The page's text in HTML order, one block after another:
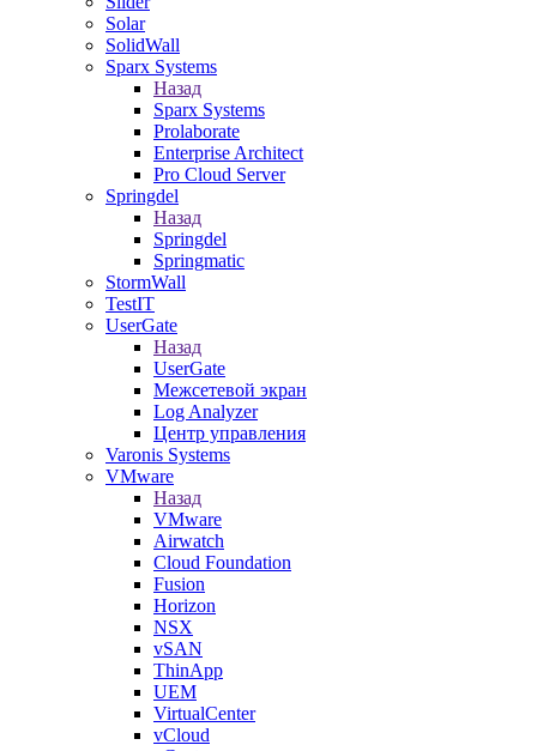
Solar
SolidWall
Sparx Systems
Назад
Sparx Systems
Prolaborate
Enterprise Architect
Pro Cloud Server
Springdel
Назад
Springdel
Springmatic
StormWall
TestIT
UserGate
Назад
UserGate
Межсетевой экран
Log Analyzer
Центр управления
Varonis Systems
VMware
Назад
VMware
Airwatch
Cloud Foundation
Fusion
Horizon
NSX
vSAN
ThinApp
UEM
VirtualCenter
vCloud